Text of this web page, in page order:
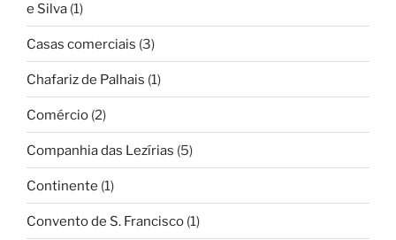
e Silva (1)
Casas comerciais (3)
Chafariz de Palhais (1)
Comércio (2)
Companhia das Lezírias (5)
Continente (1)
Convento de S. Francisco (1)